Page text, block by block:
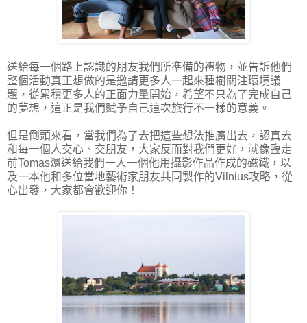
送給每一個路上認識的朋友我們所準備的禮物，並告訴他們
整個活動真正想做的是邀請更多人一起來種樹關注環境議
題，從累積更多人的正面力量開始，希望不只為了完成自己
的夢想，這正是我們賦予自己這次旅行不一樣的意義。
但是倒頭來看，當我們為了去把這些想法推廣出去，認真去
和每一個人交心、交朋友，大家反而對我們更好，就像臨走
前Tomas還送給我們一人一個他用攝影作品作成的磁鐵，以
及一本他和多位當地藝術家朋友共同製作的Vilnius攻略，從
心出發，大家都會歡迎你！